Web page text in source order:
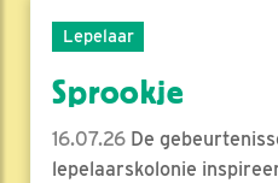
Lepelaar
Sprookje
16.07.26 De
lepelaarskolonie